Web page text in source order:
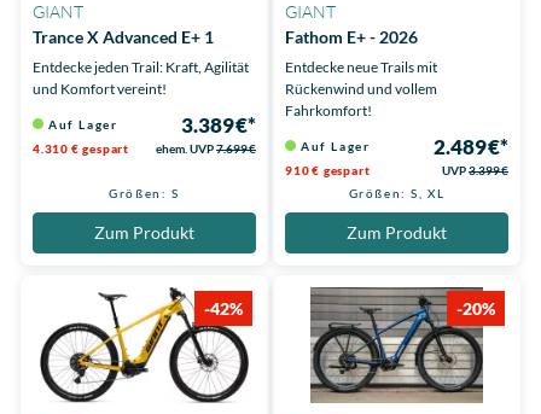
GIANT
Trance X Advanced E+ 1
Entdecke jeden Trail: Kraft, Agilität
und Komfort vereint!
Auf Lager 3.389 €*
4.310 € gespart ehem. UVP7.699 €
Größen: S
Zum Produkt
GIANT
Fathom E+ - 2026
Entdecke neue Trails mit
Rückenwind und vollem
Fahrkomfort!
Auf Lager 2.489 €*
910 € gespart UVP3.399 €
Größen: S, XL
Zum Produkt
-42% -20%